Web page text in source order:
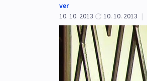
ver
10. 10. 2013
10. 10. 2013 |